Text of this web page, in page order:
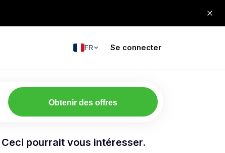
FR Se connecter
Obtenir des offres
Ceci pourrait vous intéresser.